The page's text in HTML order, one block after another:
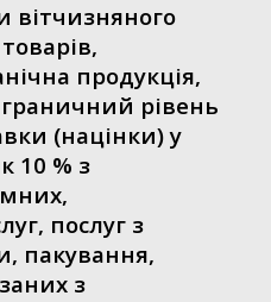
вітчизняного
продукція,
рівень
(націнки) у
10 % з
послуг з
пакування,
з